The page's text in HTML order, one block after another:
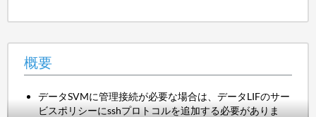
概要
データSVMに管理接続が必要な場合は、データLIFのサー
ビスポリシーにsshプロトコルを追加する必要がありま